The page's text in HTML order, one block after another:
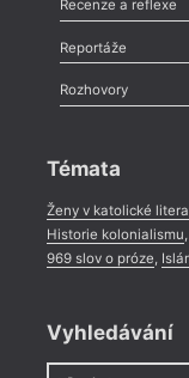
Recenze a reflexe
Recenze
Méně slov o
Reportáže
Literární zítřky
Celá rubrika
Rozhovory
Témata
Ženy v katolické
Historie kolonialismu,
969 slov o próze,
Vyhledávání